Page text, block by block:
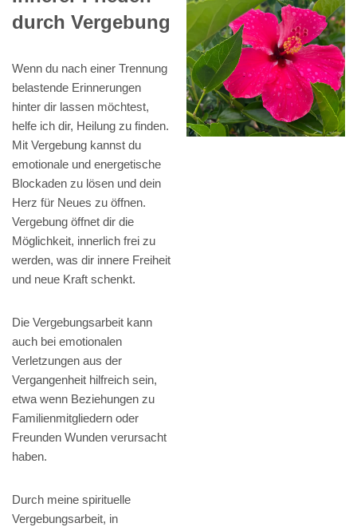
durch Vergebung
Wenn du nach einer Trennung
belastende Erinnerungen
hinter dir lassen möchtest,
helfe ich dir, Heilung zu finden.
Mit Vergebung kannst du
emotionale und energetische
Blockaden zu lösen und dein
Herz für Neues zu öffnen.
Vergebung öffnet dir die
Möglichkeit, innerlich frei zu
werden, was dir innere Freiheit
und neue Kraft schenkt.
Die Vergebungsarbeit kann
auch bei emotionalen
Verletzungen aus der
Vergangenheit hilfreich sein,
etwa wenn Beziehungen zu
Familienmitgliedern oder
Freunden Wunden verursacht
haben.
Durch meine spirituelle
Vergebungsarbeit, in